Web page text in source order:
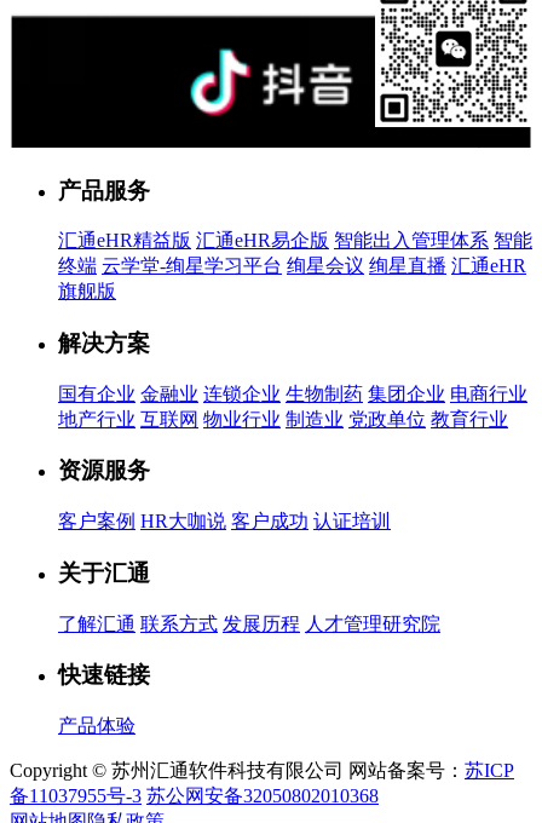
产品服务
汇通eHR精益版 汇通eHR易企版 智能出入管理体系 智能
终端 云学堂-绚星学习平台 绚星会议 绚星直播 汇通eHR
旗舰版
解决方案
国有企业 金融业 连锁企业 生物制药 集团企业 电商行业
地产行业 互联网 物业行业 制造业 党政单位 教育行业
资源服务
客户案例 HR大咖说 客户成功 认证培训
关于汇通
了解汇通 联系方式 发展历程 人才管理研究院
快速链接
产品体验
Copyright © 苏州汇通软件科技有限公司 网站备案号： 苏ICP
备11037955号-3 苏公网安备32050802010368